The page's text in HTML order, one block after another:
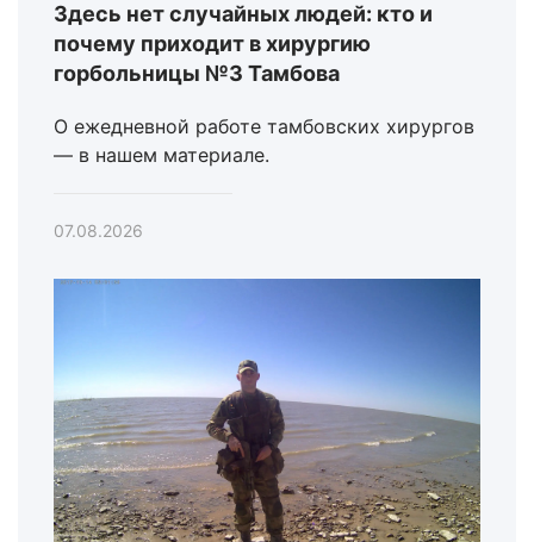
Здесь нет случайных людей: кто и
почему приходит в хирургию
горбольницы №3 Тамбова
О ежедневной работе тамбовских хирургов
— в нашем материале.
07.08.2026